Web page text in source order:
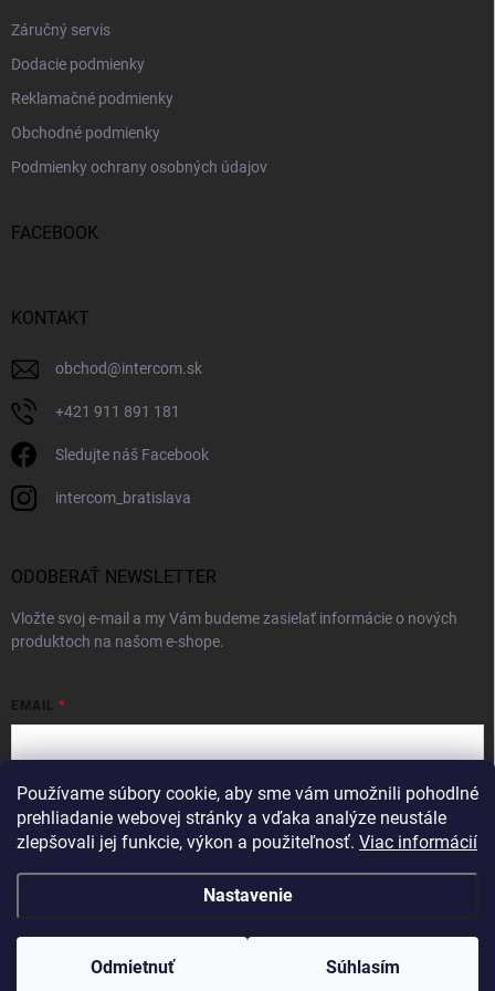
Používame súbory cookie, aby sme vám umožnili pohodlné
prehliadanie webovej stránky a vďaka analýze neustále
zlepšovali jej funkcie, výkon a použiteľnosť. Viac informácií
Nastavenie
Odmietnuť Súhlasím
Záručný servis
Dodacie podmienky
Reklamačné podmienky
Obchodné podmienky
Podmienky ochrany osobných údajov
FACEBOOK
KONTAKT
obchod@intercom.sk
+421 911 891 181
Sledujte náš Facebook
intercom_bratislava
ODOBERAŤ NEWSLETTER
Vložte svoj e-mail a my Vám budeme zasielať informácie o nových
produktoch na našom e-shope.
EMAIL
Vložením e-mailu súhlasíte spodmienkami ochrany osobných údajov
Prihlásiť sa
Copyright 2026 . Všetky práva vyhradené.